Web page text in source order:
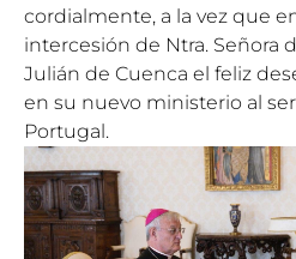
cordialmente, a la vez que
intercesión de Ntra. Señora
Julián de Cuenca el feliz
en su nuevo ministerio al
Portugal.